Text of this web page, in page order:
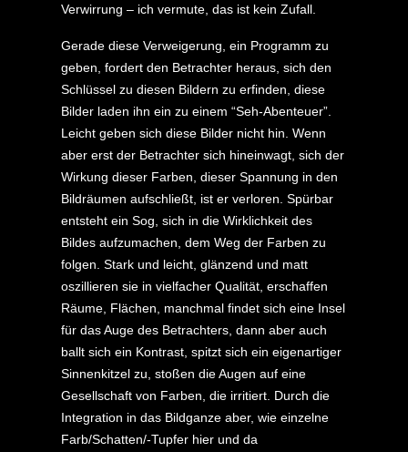
Verwirrung – ich vermute, das ist kein Zufall.
Gerade diese Verweigerung, ein Programm zu
geben, fordert den Betrachter heraus, sich den
Schlüssel zu diesen Bildern zu erfinden, diese
Bilder laden ihn ein zu einem “Seh-Abenteuer”.
Leicht geben sich diese Bilder nicht hin. Wenn
aber erst der Betrachter sich hineinwagt, sich der
Wirkung dieser Farben, dieser Spannung in den
Bildräumen aufschließt, ist er verloren. Spürbar
entsteht ein Sog, sich in die Wirklichkeit des
Bildes aufzumachen, dem Weg der Farben zu
folgen. Stark und leicht, glänzend und matt
oszillieren sie in vielfacher Qualität, erschaffen
Räume, Flächen, manchmal findet sich eine Insel
für das Auge des Betrachters, dann aber auch
ballt sich ein Kontrast, spitzt sich ein eigenartiger
Sinnenkitzel zu, stoßen die Augen auf eine
Gesellschaft von Farben, die irritiert. Durch die
Integration in das Bildganze aber, wie einzelne
Farb/Schatten/-Tupfer hier und da